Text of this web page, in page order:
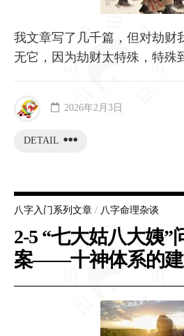
我文章写了几千篇，但对劫财
无它，因为劫财太特殊，特
DETAIL
2026年2月3日
八字入门系列文章 / 八字命理杂谈
2-5 “七大姑八大姨”
案——十神体系的